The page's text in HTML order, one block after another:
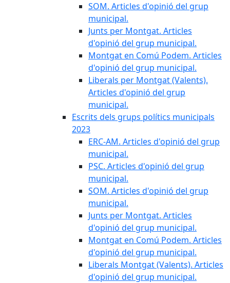
SOM. Articles d'opinió del grup
municipal.
Junts per Montgat. Articles
d'opinió del grup municipal.
Montgat en Comú Podem. Articles
d'opinió del grup municipal.
Liberals per Montgat (Valents).
Articles d'opinió del grup
municipal.
Escrits dels grups polítics municipals
2023
ERC-AM. Articles d'opinió del grup
municipal.
PSC. Articles d'opinió del grup
municipal.
SOM. Articles d'opinió del grup
municipal.
Junts per Montgat. Articles
d'opinió del grup municipal.
Montgat en Comú Podem. Articles
d'opinió del grup municipal.
Liberals Montgat (Valents). Articles
d'opinió del grup municipal.